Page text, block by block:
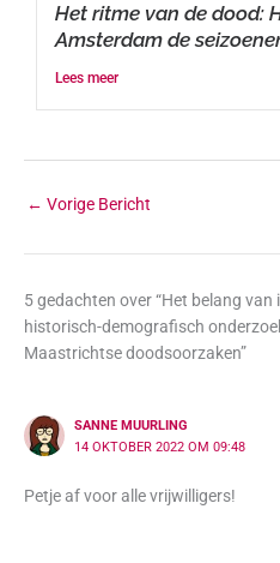
Het ritme van de dood:
Amsterdam de
Lees meer
← Vorige Bericht
5 gedachten over “Het belang
historisch-demografisch
Maastrichtse doodsoorzaken”
SANNE MUURLING
14 OKTOBER 2022 OM 09:48
Petje af voor alle vrijwilligers!